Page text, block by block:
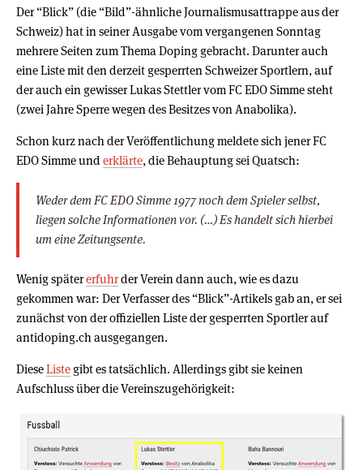
Der “Blick” (die “Bild”-ähnliche Journalismusattrappe aus der
Schweiz) hat in seiner Ausgabe vom vergangenen Sonntag
mehrere Seiten zum Thema Doping gebracht. Darunter auch
eine Liste mit den derzeit gesperrten Schweizer Sportlern, auf
der auch ein gewisser Lukas Stettler vom FC EDO Simme steht
(zwei Jahre Sperre wegen des Besitzes von Anabolika).
Schon kurz nach der Veröffentlichung meldete sich jener FC
EDO Simme und erklärte, die Behauptung sei Quatsch:
Weder dem FC EDO Simme 1977 noch dem Spieler selbst,
liegen solche Informationen vor. (…) Es handelt sich hierbei
um eine Zeitungsente.
Wenig spätererfuhrder Verein dann auch, wie es dazu
gekommen war: Der Verfasser des “Blick”-Artikels gab an, er sei
zunächst von der offiziellen Liste der gesperrten Sportler auf
antidoping.ch ausgegangen.
DieseListegibt es tatsächlich. Allerdings gibt sie keinen
Aufschluss über die Vereinszugehörigkeit: